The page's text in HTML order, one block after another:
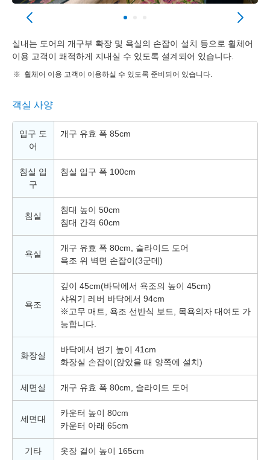
실내는 도어의 개구부 확장 및 욕실의 손잡이 설치 등으로 휠체어
이용 고객이 쾌적하게 지내실 수 있도록 설계되어 있습니다.
휠체어 이용 고객이 이용하실 수 있도록 준비되어 있습니다.
객실 사양
입구 도
어
개구 유효 폭 85cm
침실 입
구
침실 입구 폭 100cm
침실
침대 높이 50cm
침대 간격 60cm
욕실
개구 유효 폭 80cm, 슬라이드 도어
욕조 위 벽면 손잡이(3군데)
욕조
깊이 45cm(바닥에서 욕조의 높이 45cm)
샤워기 레버 바닥에서 94cm
※고무 매트, 욕조 선반식 보드, 목욕의자 대여도 가
능합니다.
화장실
바닥에서 변기 높이 41cm
화장실 손잡이(앉았을 때 양쪽에 설치)
세면실 개구 유효 폭 80cm, 슬라이드 도어
세면대
카운터 높이 80cm
카운터 아래 65cm
기타 옷장 걸이 높이 165cm